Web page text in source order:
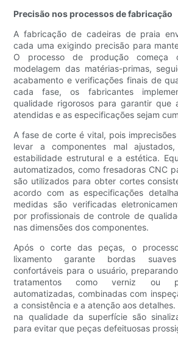
Precisão nos processos de fabricação
A fabricação de cadeiras de praia
cada uma exigindo precisão para
O processo de produção
modelagem das matérias-primas,
acabamento e verificações finais de
cada fase, os fabricantes
qualidade rigorosos para garantir que
atendidas e as especificações sejam
A fase de corte é vital, pois
levar a componentes mal
estabilidade estrutural e a estética.
automatizados, como fresadoras CNC
são utilizados para obter cortes
acordo com as especificações
medidas são verificadas
por profissionais de controle de
nas dimensões dos componentes.
Após o corte das peças, o
lixamento garante bordas
confortáveis ​​para o usuário,
tratamentos como verniz ou
automatizadas, combinadas com
a consistência e a atenção aos
na qualidade da superfície são
para evitar que peças defeituosas